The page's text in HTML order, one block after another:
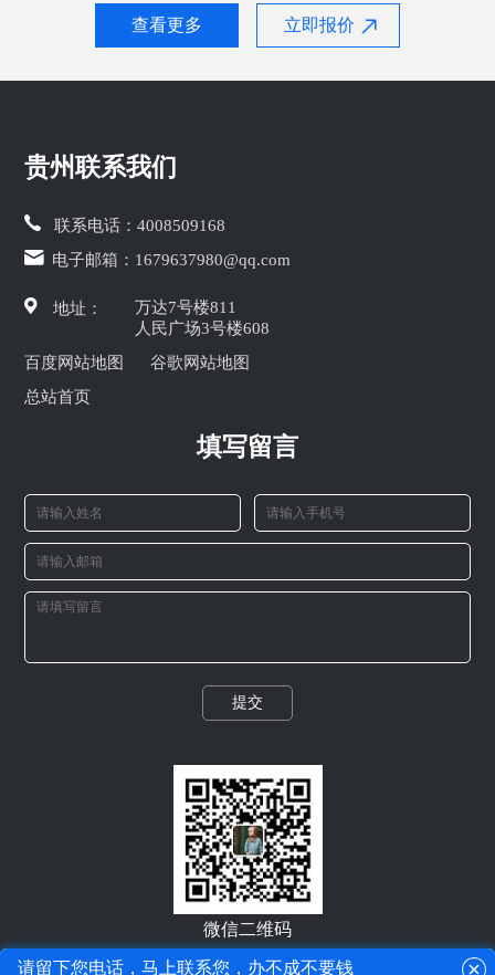
查看更多 立即报价
请留下您电话，马上联系您，办不成不要钱
贵州联系我们
联系电话：4008509168
电子邮箱： 1679637980@qq.com
地址：
万达7号楼811
人民广场3号楼608
百度网站地图
谷歌网站地图
总站首页
填写留言
提交
微信二维码